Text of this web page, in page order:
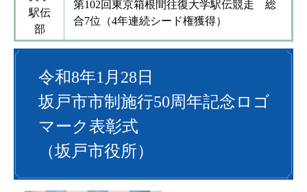
駅伝
部
第102回東京箱根間往復大学駅伝競走 総
合7位（4年連続シード権獲得）
令和8年1月28日
坂戸市市制施行50周年記念ロゴ
マーク表彰式
（坂戸市役所）